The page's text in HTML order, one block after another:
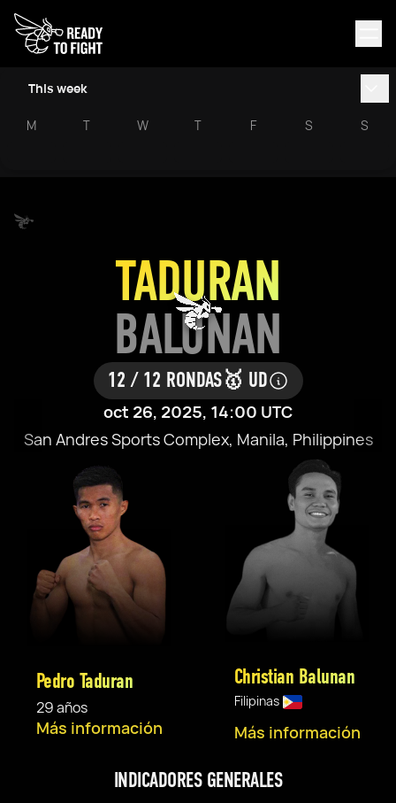
This week
M T W T F S S
TADURAN
BALUNAN
12 / 12 RONDAS🥇 UD
oct 26, 2025, 14:00 UTC
San Andres Sports Complex, Manila, Philippines
Pedro Taduran
29 años
Más información
INDICADORES GENERALES
Christian Balunan
Filipinas
Más información